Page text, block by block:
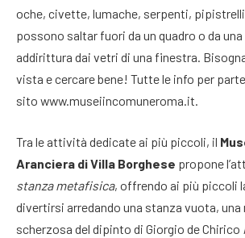
oche, civette, lumache, serpenti,
possono saltar fuori da un quadro o da
addirittura dai vetri di una finestra.
vista e cercare bene! Tutte le info per
sito www.museiincomuneroma.it.
Tra le attività dedicate ai più piccoli, il
Aranciera di Villa Borghese propone
stanza metafisica, offrendo ai più piccoli
divertirsi arredando una stanza vuota,
scherzosa del dipinto di Giorgio de Chirico